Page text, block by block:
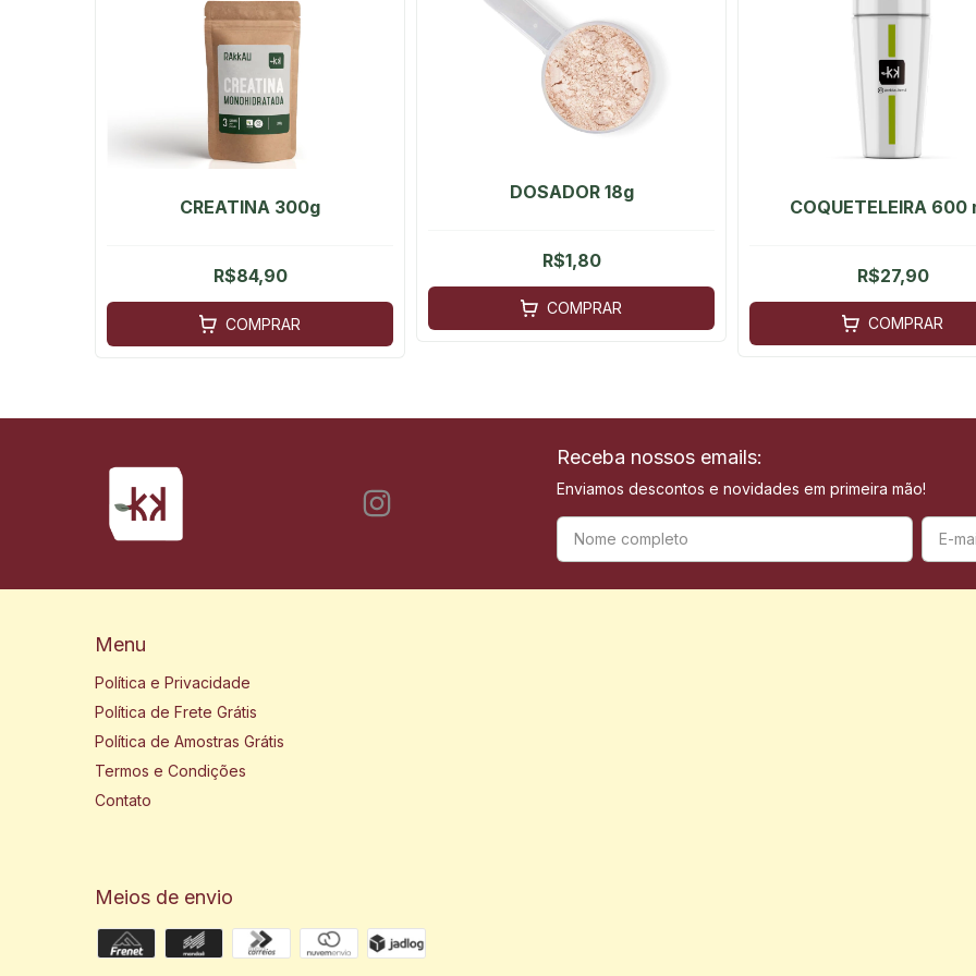
CREATINA 300g
R$84,90
COMPRAR
DOSADOR 18g
R$1,80
COMPRAR
COQUETELEIRA 600
R$27,90
COMPRAR
Receba nossos emails:
Enviamos descontos e novidades em primeira mão!
Menu
Política e Privacidade
Política de Frete Grátis
Política de Amostras Grátis
Termos e Condições
Contato
Meios de envio